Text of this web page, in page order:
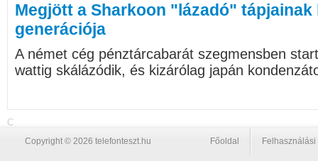
Megjött a Sharkoon "lázadó" tápjainak
generációja
A német cég pénztárcabarát szegmensben
wattig skálázódik, és kizárólag japán
C
Copyright © 2026 telefonteszt.hu Főoldal